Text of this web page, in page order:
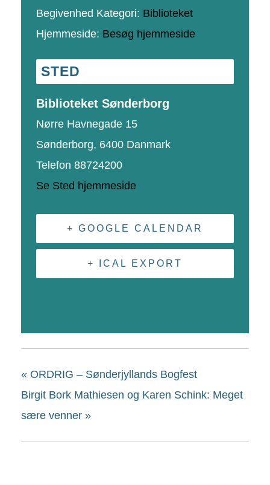
Begivenhed Kategori: Biblioteket
Hjemmeside: Besøg hjemmeside
STED
Biblioteket Sønderborg
Nørre Havnegade 15
Sønderborg, 6400 Danmark
Telefon 88724200
Se Sted hjemmeside
+ GOOGLE CALENDAR
+ ICAL EXPORT
« ORDRIG – Sønderjyllands Bogfest
Birgit Bork Mathiesen og Karen Schink: Meget
sære venner »